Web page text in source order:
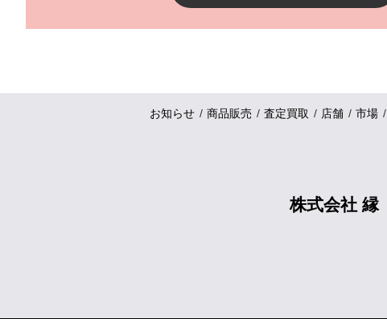
お知らせ 商品販売 査定買取 店舗 市場
株式会社 縁